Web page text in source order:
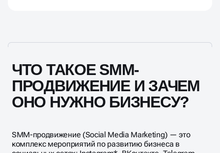
через личного менеджера. Вам останется
ЧТО ТАКОЕ SMM-
ПРОДВИЖЕНИЕ И ЗАЧЕМ
ОНО НУЖНО БИЗНЕСУ?
SMM-продвижение (Social Media Marketing) — это
комплекс мероприятий по развитию бизнеса в